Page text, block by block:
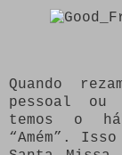
Quando
pessoal ou
temos o
“Amém”.